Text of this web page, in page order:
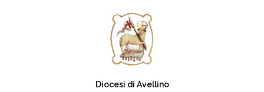
Diocesi di Avellino